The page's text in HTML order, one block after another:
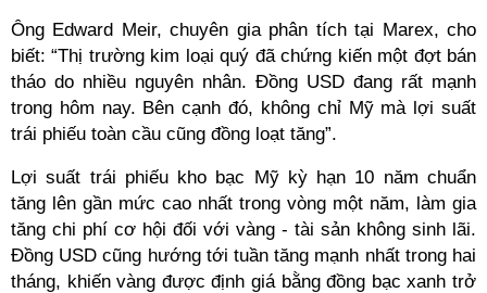
Ông Edward Meir, chuyên gia phân tích tại Marex, cho
biết: “Thị trường kim loại quý đã chứng kiến một đợt bán
tháo do nhiều nguyên nhân. Đồng USD đang rất mạnh
trong hôm nay. Bên cạnh đó, không chỉ Mỹ mà lợi suất
trái phiếu toàn cầu cũng đồng loạt tăng”.
Lợi suất trái phiếu kho bạc Mỹ kỳ hạn 10 năm chuẩn
tăng lên gần mức cao nhất trong vòng một năm, làm gia
tăng chi phí cơ hội đối với vàng - tài sản không sinh lãi.
Đồng USD cũng hướng tới tuần tăng mạnh nhất trong hai
tháng, khiến vàng được định giá bằng đồng bạc xanh trở